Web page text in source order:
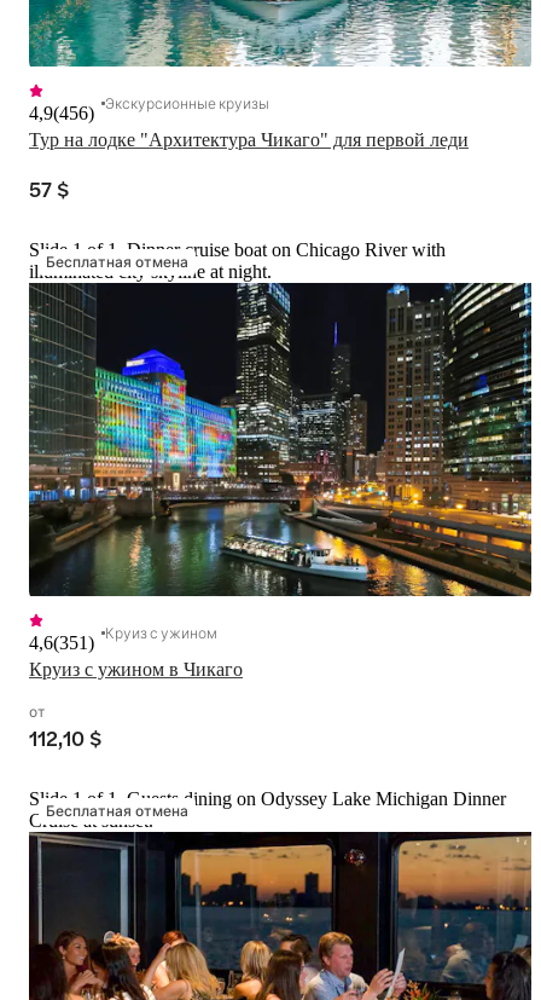
Тур на лодке "Архитектура Чикаго" для первой леди
4,9(456) Экскурсионные круизы
57 $
Бесплатная отмена
Slide 1 of 1, Dinner cruise boat on Chicago River with
illuminated city skyline at night.
Круиз с ужином в Чикаго
4,6(351) Круиз с ужином
от
112,10 $
Бесплатная отмена
Slide 1 of 1, Guests dining on Odyssey Lake Michigan Dinner
Cruise at sunset.